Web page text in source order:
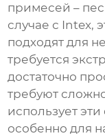
примесей –
случае с Intex,
подходят для
требуется
достаточно
требуют
использует
особенно для